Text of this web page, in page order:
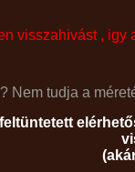
visszahivást , igy
Nem tudja a